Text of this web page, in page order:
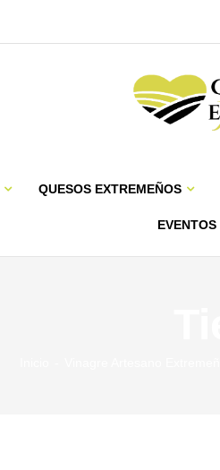
QUESOS EXTREMEÑOS
EVENTOS